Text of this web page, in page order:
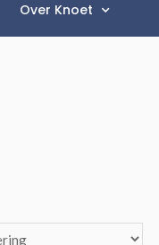
Over Knoet